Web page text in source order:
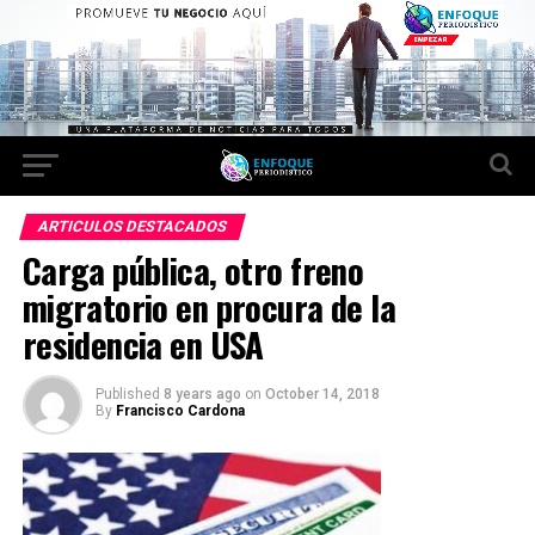
ARTICULOS DESTACADOS
Carga pública, otro freno
migratorio en procura de la
residencia en USA
Published 8 years ago on October 14, 2018
By Francisco Cardona